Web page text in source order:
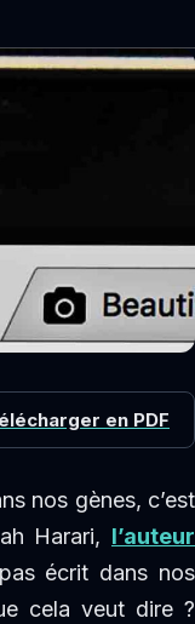
en PDF
nos gènes, c’est
Harari, l’auteur
pas écrit dans nos
cela veut dire ?